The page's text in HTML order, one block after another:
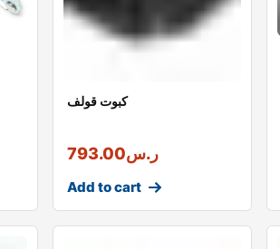
كبوت قولف
ر.س793.00
Add to cart